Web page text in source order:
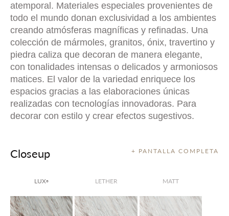
atemporal. Materiales especiales provenientes de
todo el mundo donan exclusividad a los ambientes
creando atmósferas magníficas y refinadas. Una
colección de mármoles, granitos, ónix, travertino y
piedra caliza que decoran de manera elegante,
con tonalidades intensas o delicados y armoniosos
matices. El valor de la variedad enriquece los
espacios gracias a las elaboraciones únicas
realizadas con tecnologías innovadoras. Para
decorar con estilo y crear efectos sugestivos.
+ PANTALLA COMPLETA
Closeup
LUX® LETHER MATT